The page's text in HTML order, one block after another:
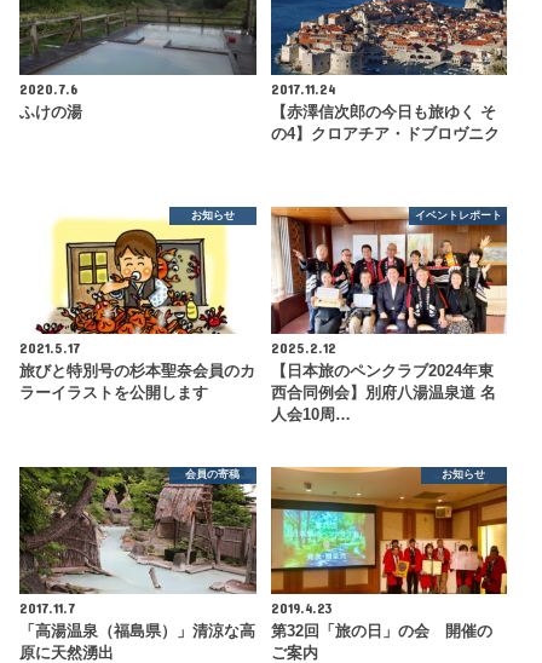
2020.7.6
ふけの湯
2017.11.24
【赤澤信次郎の今日も旅ゆく そ
の4】クロアチア・ドブロヴニク
お知らせ
2021.5.17
旅びと特別号の杉本聖奈会員のカ
ラーイラストを公開します
イベントレポート
2025.2.12
【日本旅のペンクラブ2024年東
西合同例会】別府八湯温泉道 名
人会10周…
会員の寄稿
2017.11.7
「高湯温泉（福島県）」清涼な高
原に天然湧出
お知らせ
2019.4.23
第32回「旅の日」の会 開催の
ご案内